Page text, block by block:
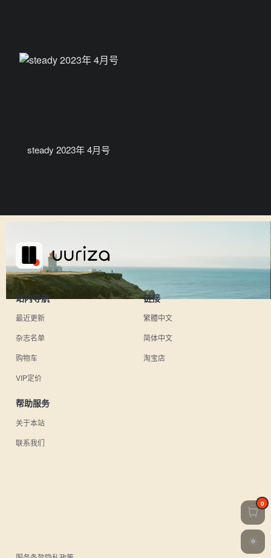
steady 2023年 4月号
站内导航
最近更新
杂志名单
购物车
VIP定价
链接
繁體中文
简体中文
淘宝店
帮助服务
关于本站
联系我们
0